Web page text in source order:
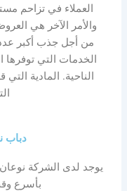
العملاء في تزاحم
والأمر الآخر هي
من أجل جذب أكبر عدد
الخدمات التي
الناحية. المادية
دباب
يوجد لدى الشركة
بأسرع